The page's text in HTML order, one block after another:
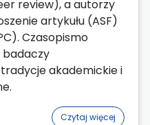
review), a autorzy
artykułu (ASF)
Czasopismo
badaczy
akademickie i
Czytaj więcej